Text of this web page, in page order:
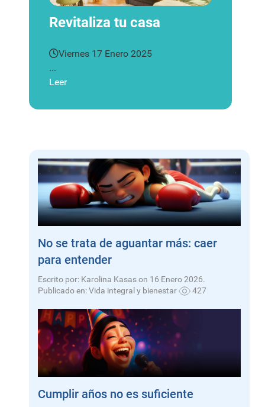
Revitaliza tu casa
Viernes 17 Enero 2025
...
Leer
No se trata de aguantar más: caer
para entender
Escrito por: Karolina Kasas on 16 Enero 2026.
Publicado en:Vida integral y bienestar 427
Cumplir años no es suficiente